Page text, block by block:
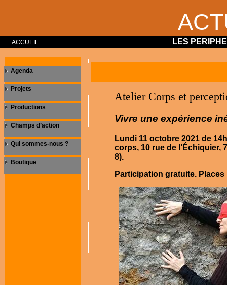
ACCUEIL LES
Atelier Corps et
Vivre une expérience
Lundi 11 octobre 2021 de
corps, 10 rue de l’Échiquier,
8).
Participation gratuite.
Agenda
Projets
Productions
Champs d’action
Qui sommes-nous ?
Boutique